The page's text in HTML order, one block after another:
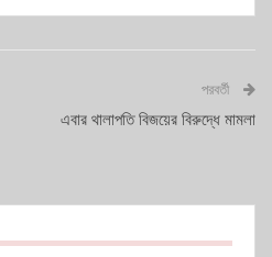
পরবর্তী
এবার থালাপতি বিজয়ের বিরুদ্ধে মামলা